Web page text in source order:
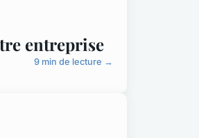
entreprise
9 min de lecture →